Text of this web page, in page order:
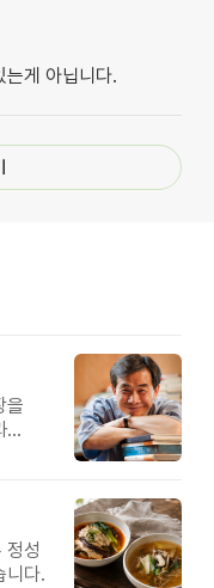
는게 아닙니다.
을
정성
니다.